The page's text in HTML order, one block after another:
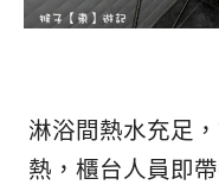
淋浴間熱水充足
熱，櫃台人員即